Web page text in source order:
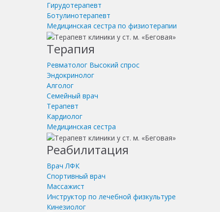
Гирудотерапевт
Ботулинотерапевт
Медицинская сестра по физиотерапии
Терапия
Ревматолог Высокий спрос
Эндокринолог
Алголог
Семейный врач
Терапевт
Кардиолог
Медицинская сестра
Реабилитация
Врач ЛФК
Спортивный врач
Массажист
Инструктор по лечебной физкультуре
Кинезиолог